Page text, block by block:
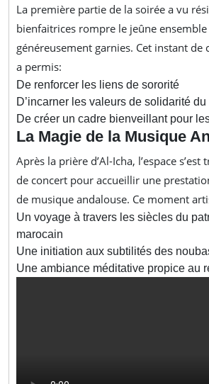
La première partie de la soirée a vu
bienfaitrices rompre le jeûne
généreusement garnies. Cet instant de
a permis:
De renforcer les liens de sororité
D’incarner les valeurs de solidarité
De créer un cadre bienveillant pour
La Magie de la Musique
Après la prière d’Al-Icha, l’espace
de concert pour accueillir une
de musique andalouse. Ce moment
Un voyage à travers les siècles du
marocain
Une initiation aux subtilités des
Une ambiance méditative propice au